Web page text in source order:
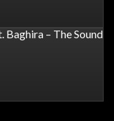
– The Sound